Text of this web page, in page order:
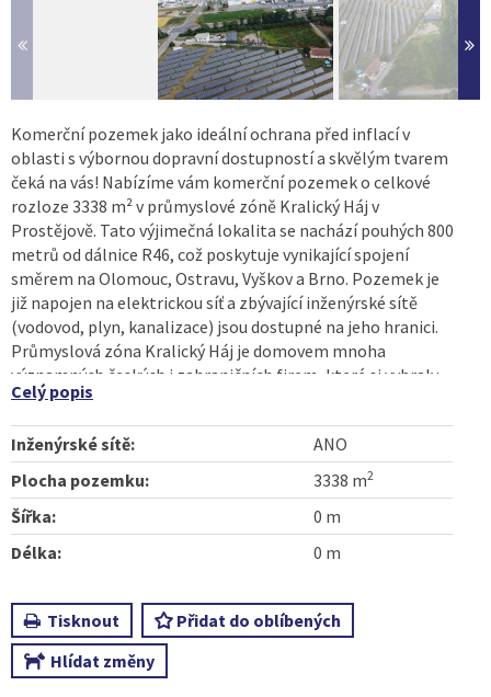
Komerční pozemek jako ideální ochrana před inflací v
oblasti s výbornou dopravní dostupností a skvělým tvarem
čeká na vás! Nabízíme vám komerční pozemek o celkové
rozloze 3338 m² v průmyslové zóně Kralický Háj v
Prostějově. Tato výjimečná lokalita se nachází pouhých 800
metrů od dálnice R46, což poskytuje vynikající spojení
směrem na Olomouc, Ostravu, Vyškov a Brno. Pozemek je
již napojen na elektrickou síť a zbývající inženýrské sítě
(vodovod, plyn, kanalizace) jsou dostupné na jeho hranici.
Průmyslová zóna Kralický Háj je domovem mnoha
významných českých i zahraničních firem, které si vybraly
toto místo díky výjimečné dostupnosti a strategické
poloze. Pozemek, situovaný v katastrálním území Kralice
na Hané, je plně v souladu s územním plánem, který mu
přiděluje funkci pro průmyslovou výrobu a skladování.
Vzhledem k omezené nabídce průmyslových ploch v
Prostějově je tato investice ideální pro podnikatele a
investory hledající výhodné možnosti v rozvíjejícím se
Celý popis
Inženýrské sítě:
ANO
Plocha pozemku:
3338 m2
Šířka:
0 m
Délka:
0 m
Tisknout
Přidat do oblíbených
Hlídat změny